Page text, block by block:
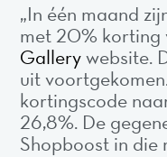
„In één maand
met 20% korting
Gallerywebsite.
uit
kortingscode
26,8%. De
Shopboost in die